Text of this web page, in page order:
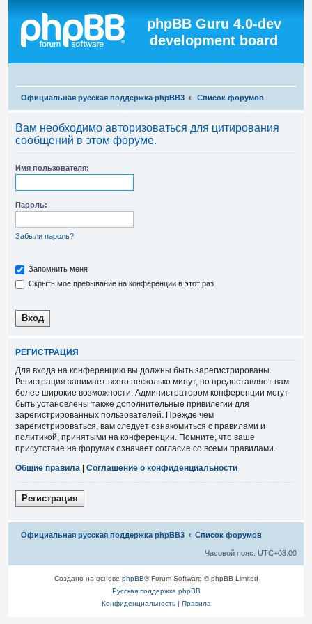
phpBB Guru 4.0-dev
development board
Официальная русская поддержка phpBB3 Список форумов
Вам необходимо авторизоваться для цитирования
сообщений в этом форуме.
Имя пользователя:
Пароль:
Забыли пароль?
Запомнить меня
Скрыть моё пребывание на конференции в этот раз
РЕГИСТРАЦИЯ
Для входа на конференцию вы должны быть зарегистрированы.
Регистрация занимает всего несколько минут, но предоставляет вам
более широкие возможности. Администратором конференции могут
быть установлены также дополнительные привилегии для
зарегистрированных пользователей. Прежде чем
зарегистрироваться, вам следует ознакомиться с правилами и
политикой, принятыми на конференции. Помните, что ваше
присутствие на форумах означает согласие со всеми правилами.
Общие правила
Соглашение о конфиденциальности
Регистрация
Официальная русская поддержка phpBB3 Список форумов
Часовой пояс: UTC+03:00
Связаться с
Создано на основе phpBB® Forum Software © phpBB Limited
Русская поддержка phpBB
Конфиденциальность| Правила